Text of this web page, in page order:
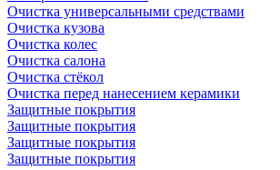
Очистка универсальными средствами
Очистка кузова
Очистка колес
Очистка салона
Очистка стёкол
Очистка перед нанесением керамики
Защитные покрытия
Защитные покрытия
Защитные покрытия
Защитные покрытия